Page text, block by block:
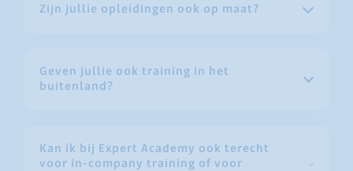
Zijn jullie opleidingen ook op maat?
Geven jullie ook training in het
buitenland?
Kan ik bij Expert Academy ook terecht
voor in-company training of voor